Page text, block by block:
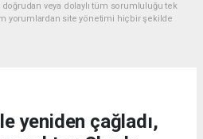
doğrudan veya dolaylı tüm sorumluluğu tek
yorumlardan site yönetimi hiçbir şekilde
yeniden çağladı,